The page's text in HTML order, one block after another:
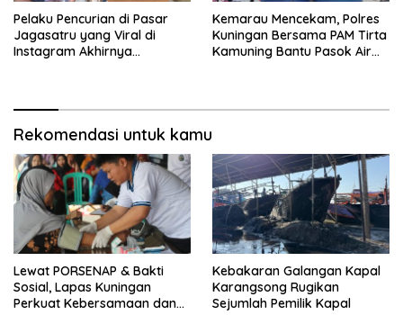
Pelaku Pencurian di Pasar
Jagasatru yang Viral di
Instagram Akhirnya
Kemarau Mencekam, Polres
Kuningan Bersama PAM Tirta
Kamuning Bantu Pasok Air
Rekomendasi untuk kamu
Lewat PORSENAP & Bakti
Sosial, Lapas Kuningan
Perkuat Kebersamaan dan
Kebakaran Galangan Kapal
Karangsong Rugikan
Sejumlah Pemilik Kapal